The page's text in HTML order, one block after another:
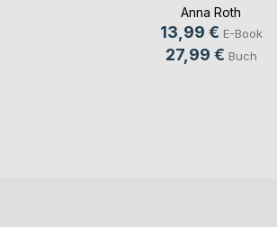
Anna Roth
13,99 € E-Book
27,99 € Buch